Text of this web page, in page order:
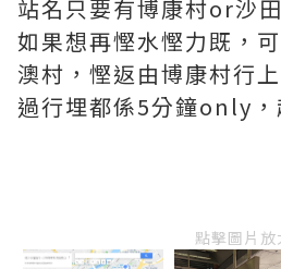
站名只要有博康村or沙
如果想再慳水慳力既，
澳村，慳返由博康村行
過行埋都係5分鐘only，
點擊圖片放